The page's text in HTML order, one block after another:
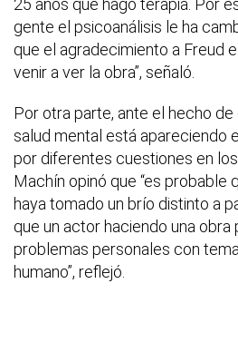
25 años que hago terapia. Por
gente el psicoanálisis le ha
que el agradecimiento a Freud
venir a ver la obra”, señaló.
Por otra parte, ante el hecho
salud mental está apareciendo
por diferentes cuestiones en
Machín opinó que “es probable
haya tomado un brío distinto a
que un actor haciendo una
problemas personales con
humano”, reflejó.